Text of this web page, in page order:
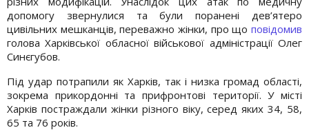
допомогу звернулися та були поранені дев’ятеро
цивільних мешканців, переважно жінки, про що повідомив
голова Харківської обласної військової адміністрації Олег
Синєгубов.
Під удар потрапили як Харків, так і низка громад області,
зокрема прикордонні та прифронтові території. У місті
Харків постраждали жінки різного віку, серед яких 34, 58,
65 та 76 років.